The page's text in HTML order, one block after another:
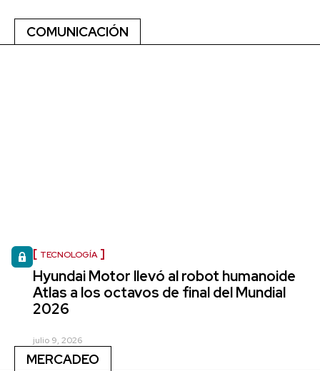
COMUNICACIÓN
TECNOLOGÍA
Hyundai Motor llevó al robot humanoide
Atlas a los octavos de final del Mundial
2026
julio 9, 2026
MERCADEO